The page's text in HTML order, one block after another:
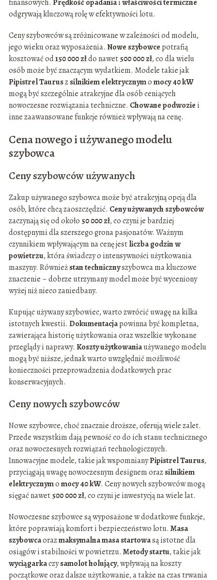
finansowych. Prędkość opadaniaiwłaściwości termiczne
odgrywają kluczową rolę w efektywności lotu.
Ceny szybowców są zróżnicowane w zależności od modelu,
jego wieku oraz wyposażenia. Nowe szybowce potrafią
kosztować od150 000 złdo nawet500 000 zł, co dla wielu
osób może być znaczącym wydatkiem. Modele takie jak
Pipistrel Tauruszsilnikiem elektrycznymomocy 40 kW
mogą być szczególnie atrakcyjne dla osób ceniących
nowoczesne rozwiązania techniczne. Chowane podwozie i
inne zaawansowane funkcje również wpływają na cenę.
Cena nowego i używanego modelu
szybowca
Ceny szybowców używanych
Zakup używanego szybowca może być atrakcyjną opcją dla
osób, które chcą zaoszczędzić. Ceny używanych szybowców
zaczynają się od około 50 000 zł, co czyni je bardziej
dostępnymi dla szerszego grona pasjonatów. Ważnym
czynnikiem wpływającym na cenę jestliczba godzin w
powietrzu, która świadczy o intensywności użytkowania
maszyny. Równieżstan technicznyszybowca ma kluczowe
znaczenie – dobrze utrzymany model może być wyceniony
wyżej niż nieco zaniedbany.
Kupując używany szybowiec, warto zwrócić uwagę na kilka
istotnych kwestii. Dokumentacjapowinna być kompletna,
zawierająca historię użytkowania oraz wszelkie wykonane
przeglądy i naprawy. Koszty użytkowaniaużywanego modelu
mogą być niższe, jednak warto uwzględnić możliwość
konieczności przeprowadzenia dodatkowych prac
konserwacyjnych.
Ceny nowych szybowców
Nowe szybowce, choć znacznie droższe, oferują wiele zalet.
Przede wszystkim dają pewność co do ich stanu technicznego
oraz nowoczesnych rozwiązań technologicznych.
Innowacyjne modele, takie jak wspomnianyPipistrel Taurus,
przyciągają uwagę nowoczesnym designem orazsilnikiem
elektrycznymomocy 40 kW. Ceny nowych szybowców mogą
sięgać nawet500 000 zł, co czyni je inwestycją na wiele lat.
Nowoczesne szybowce są wyposażone w dodatkowe funkcje,
które poprawiają komfort i bezpieczeństwo lotu. Masa
szybowcaorazmaksymalna masa startowasą istotne dla
osiągów i stabilności w powietrzu. Metody startu, takie jak
wyciągarkaczysamolot holujący, wpływają na koszty
początkowe oraz dalsze użytkowanie, a także na czas trwania